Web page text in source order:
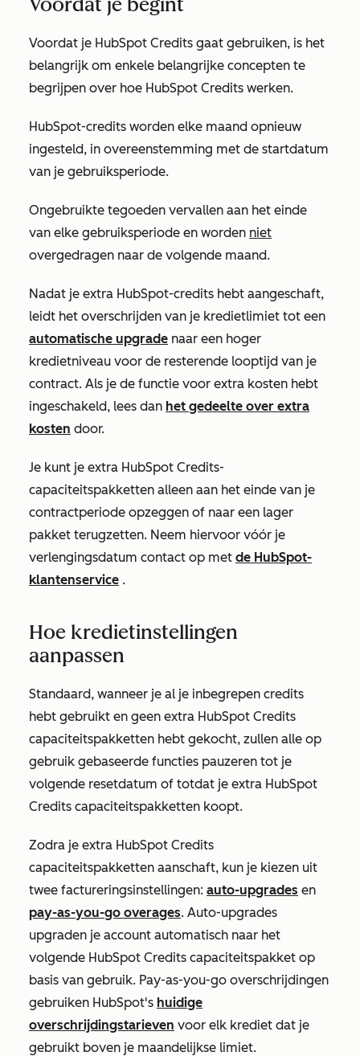
Voordat je HubSpot Credits gaat gebruiken, is het
belangrijk om enkele belangrijke concepten te
begrijpen over hoe HubSpot Credits werken.
HubSpot-credits worden elke maand opnieuw
ingesteld, in overeenstemming met de startdatum
van je gebruiksperiode.
Ongebruikte tegoeden vervallen aan het einde
van elke gebruiksperiode en worden niet
overgedragen naar de volgende maand.
Nadat je extra HubSpot-credits hebt aangeschaft,
leidt het overschrijden van je kredietlimiet tot een
automatische upgrade naar een hoger
kredietniveau voor de resterende looptijd van je
contract. Als je de functie voor extra kosten hebt
ingeschakeld, lees dan het gedeelte over extra
kosten door.
Je kunt je extra HubSpot Credits-
capaciteitspakketten alleen aan het einde van je
contractperiode opzeggen of naar een lager
pakket terugzetten. Neem hiervoor vóór je
verlengingsdatum contact op met de HubSpot-
klantenservice .
Hoe kredietinstellingen
aanpassen
Standaard, wanneer je al je inbegrepen credits
hebt gebruikt en geen extra HubSpot Credits
capaciteitspakketten hebt gekocht, zullen alle op
gebruik gebaseerde functies pauzeren tot je
volgende resetdatum of totdat je extra HubSpot
Credits capaciteitspakketten koopt.
Zodra je extra HubSpot Credits
capaciteitspakketten aanschaft, kun je kiezen uit
twee factureringsinstellingen: auto-upgrades en
pay-as-you-go overages. Auto-upgrades
upgraden je account automatisch naar het
volgende HubSpot Credits capaciteitspakket op
basis van gebruik. Pay-as-you-go overschrijdingen
gebruiken HubSpot's huidige
overschrijdingstarieven voor elk krediet dat je
gebruikt boven je maandelijkse limiet.